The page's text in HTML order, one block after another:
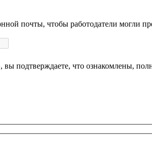
почты, чтобы работодатели могли
подтверждаете, что ознакомлены,